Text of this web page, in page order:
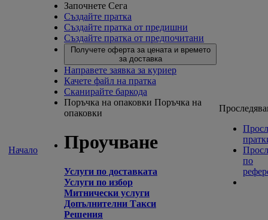
Начало
Започнете Сега
Създайте пратка
Създайте пратка от предишни
Създайте пратка от предпочитани
Получете оферта за цената и времето
за доставка
Направете заявка за куриер
Качете файл на пратка
Сканирайте баркода
Поръчка на опаковки Поръчка на
опаковки
Проучване
Услуги по доставката
Услуги по избор
Митнически услуги
Допълнителни Такси
Решения
по